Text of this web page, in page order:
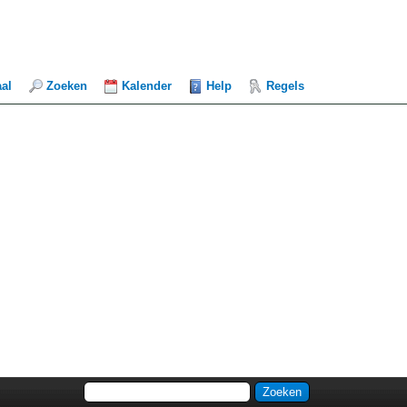
Zoeken Kalender Help Regels